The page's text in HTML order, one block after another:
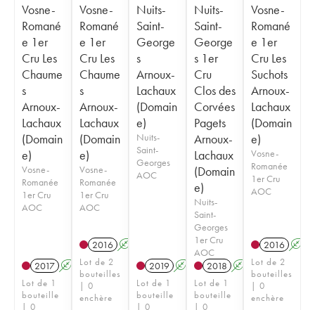
Vosne-
Romané
e 1er
Cru Les
Chaume
s
Arnoux-
Lachaux
(Domain
e)
Vosne-
Romanée
1er Cru
AOC
2017 A
Lot de 1
bouteille
| 0
Vosne-
Romané
e 1er
Cru Les
Chaume
s
Arnoux-
Lachaux
(Domain
e)
Vosne-
Romanée
1er Cru
AOC
2016 A
Lot de 2
bouteilles
| 0
enchère
Nuits-
Saint-
George
s
Arnoux-
Lachaux
(Domain
e)
Nuits-
Saint-
Georges
AOC
2019 A
Lot de 1
bouteille
| 0
Nuits-
Saint-
George
s 1er
Cru
Clos des
Corvées
Pagets
Arnoux-
Lachaux
(Domain
e)
Nuits-
Saint-
Georges
1er Cru
AOC
2018 A
Lot de 1
bouteille
| 0
Vosne-
Romané
e 1er
Cru Les
Suchots
Arnoux-
Lachaux
(Domain
e)
Vosne-
Romanée
1er Cru
AOC
2016 A
Lot de 2
bouteilles
| 0
enchère